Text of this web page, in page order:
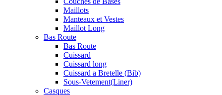
Maillots
Manteaux et Vestes
Maillot Long
Bas Route
Bas Route
Cuissard
Cuissard long
Cuissard a Bretelle (Bib)
Sous-Vetement(Liner)
Casques